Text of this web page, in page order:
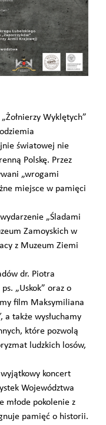
Wyklętych”
światowej nie
Polskę. Przez
„wrogami
miejsce w pamięci
„Śladami
Zamoyskich w
z Muzeum Ziemi
dr. Piotra
„Uskok” oraz o
film Maksymiliana
, a także wysłuchamy
które pozwolą
ludzkich losów,
koncert
Województwa
młode pokolenie z
pamięć o historii.